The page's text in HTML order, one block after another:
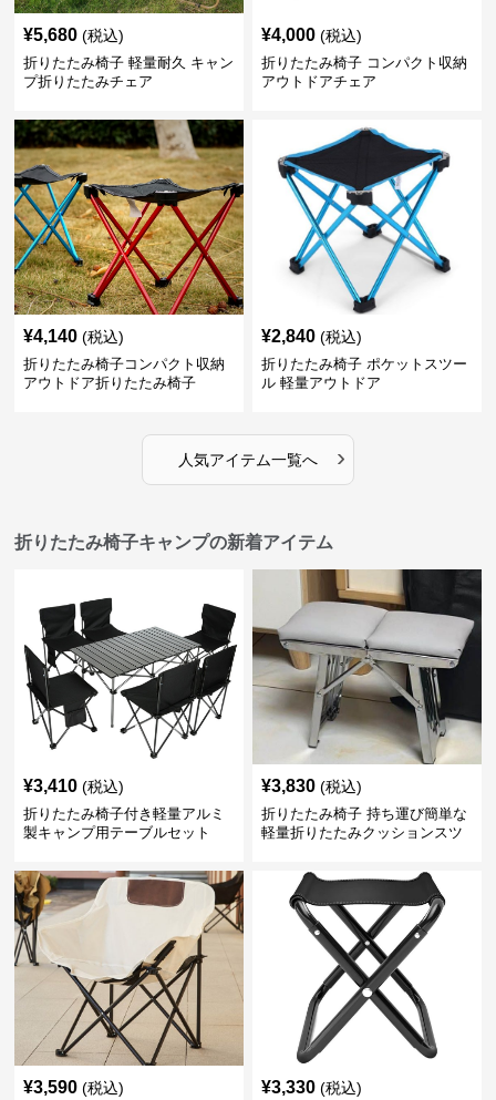
¥5,680 (税込)
折りたたみ椅子 軽量耐久 キャン
プ折りたたみチェア
¥4,000 (税込)
折りたたみ椅子 コンパクト収納
アウトドアチェア
¥4,140 (税込)
折りたたみ椅子コンパクト収納
アウトドア折りたたみ椅子
¥2,840 (税込)
折りたたみ椅子 ポケットスツー
ル 軽量アウトドア
人気アイテム一覧へ ›
折りたたみ椅子キャンプの新着アイテム
¥3,410 (税込)
折りたたみ椅子付き軽量アルミ
製キャンプ用テーブルセット
¥3,830 (税込)
折りたたみ椅子 持ち運び簡単な
軽量折りたたみクッションスツ
¥3,590 (税込) ¥3,330 (税込)